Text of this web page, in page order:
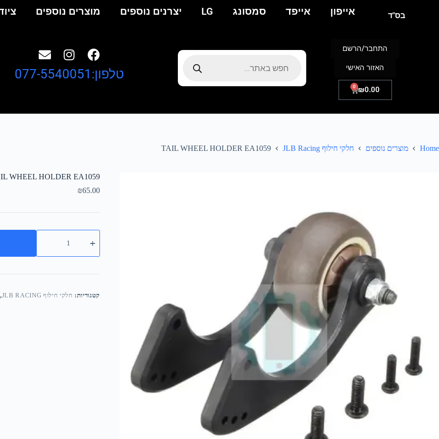
אייפון אייפד סמסונג LG יצרנים נוספים מוצרים נוספים בס"ד
₪0.00
0
התחבר/הרשם
האזור האישי טלפון:077-5540051
Home מוצרים נוספים חלקי חילוף JLB Racing TAIL WHEEL HOLDER EA1059
WHEEL HOLDER EA1059
₪65.00
קטגוריות: חלקי חילוף JLB RACING ,